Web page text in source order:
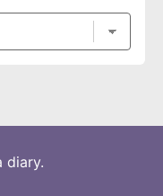
diary.